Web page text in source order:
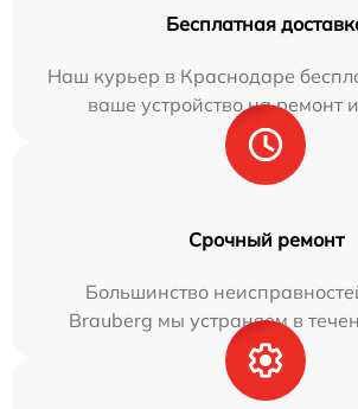
Бесплатная
Наш курьер в Краснодаре
ваше устройство на ремонт
Срочный ремонт
Большинство
Brauberg мы устраняем в